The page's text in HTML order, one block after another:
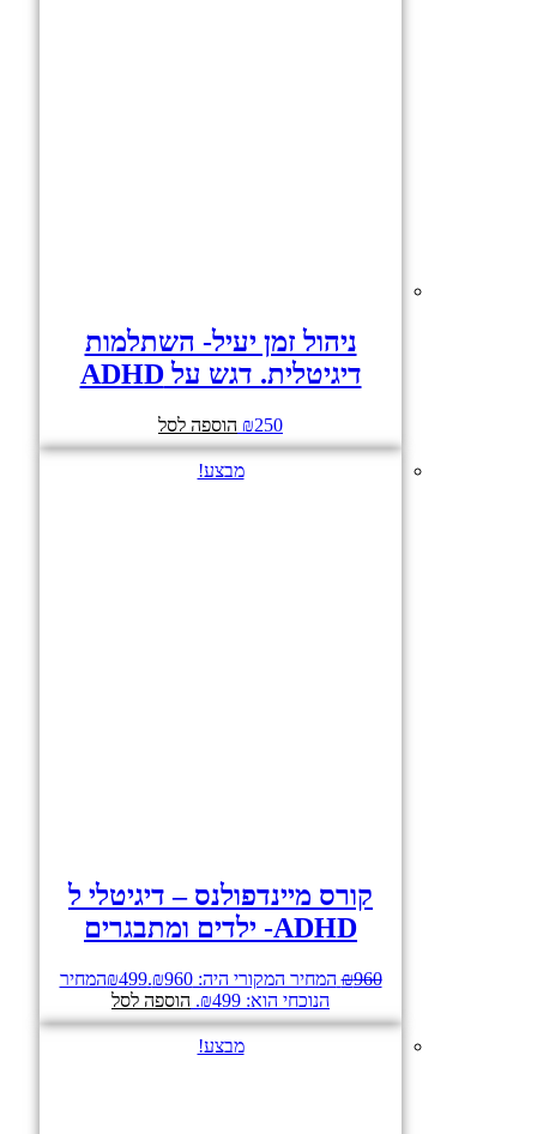
ניהול זמן יעיל- השתלמות
דיגיטלית. דגש על ADHD
₪250 הוספה לסל
מבצע!
קורס מיינדפולנס – דיגיטלי ל
ADHD- ילדים ומתבגרים
₪960 המחיר המקורי היה: ₪960. ₪499
המחיר
הנוכחי הוא: ₪499.
הוספה לסל
מבצע!